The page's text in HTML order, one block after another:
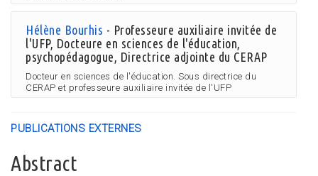
Hélène Bourhis - Professeure auxiliaire invitée de
l'UFP, Docteure en sciences de l'éducation,
psychopédagogue, Directrice adjointe du CERAP
Docteur en sciences de l'éducation. Sous directrice du
CERAP et professeure auxiliaire invitée de l'UFP
PUBLICATIONS EXTERNES
Abstract